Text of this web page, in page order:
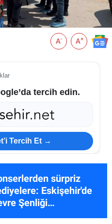
A- A+
tercih edin.
Tercih Et →
sürpriz
Eskişehir'de
Şenliği